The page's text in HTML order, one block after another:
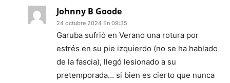
Johnny B Goode
24 octubre 2024 En 09:35
Garuba sufrió en Verano una rotura por
estrés en su pie izquierdo (no se ha hablado
de la fascia), llegó lesionado a su
pretemporada… si bien es cierto que nunca